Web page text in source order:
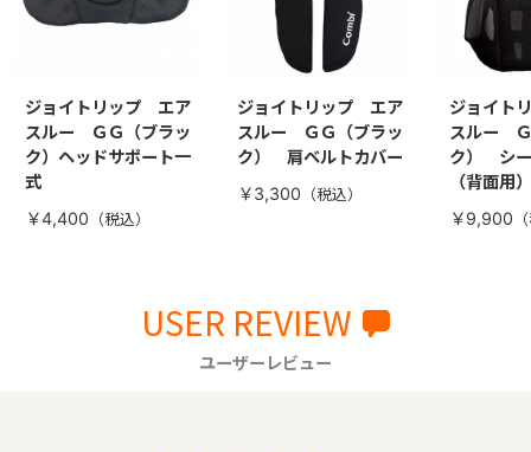
ジョイトリップ エア
スルー ＧＧ（ブラッ
ク）ヘッドサポート一
式
￥4,400
ジョイトリップ エア
スルー ＧＧ（ブラッ
ク） 肩ベルトカバー
￥3,300
ジョイト
スルー
ク） シ
（背面用
￥9,900
USER REVIEW
ユーザーレビュー